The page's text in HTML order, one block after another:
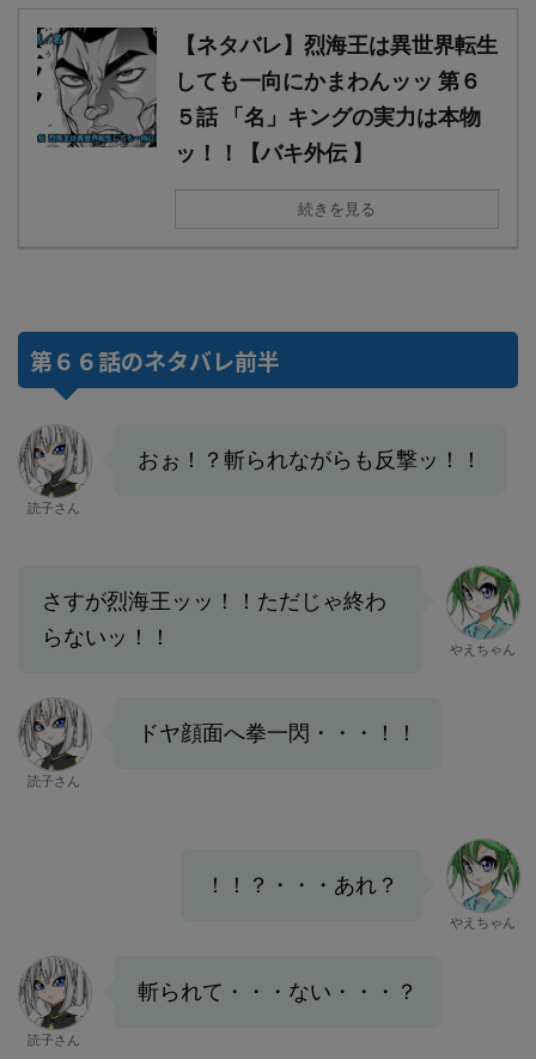
【ネタバレ】烈海王は異世界転生
しても一向にかまわんッッ 第６
５話 「名」キングの実力は本物
ッ！！【バキ外伝 】
続きを見る
第６６話のネタバレ前半
読子さん
おぉ！？斬られながらも反撃ッ！！
さすが烈海王ッッ！！ただじゃ終わ
らないッ！！
やえちゃん
読子さん
ドヤ顔面へ拳一閃・・・！！
！！？・・・あれ？
やえちゃん
読子さん
斬られて・・・ない・・・？